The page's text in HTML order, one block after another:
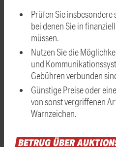
Prüfen Sie
bei denen Sie in
müssen.
Nutzen Sie die
und
Gebühren verbunden
Günstige Preise oder
von sonst vergriffenen
Warnzeichen.
BETRUG ÜBER